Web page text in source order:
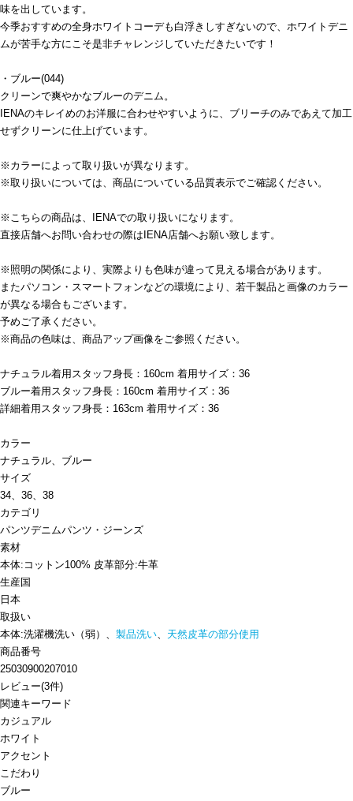
味を出しています。
今季おすすめの全身ホワイトコーデも白浮きしすぎないので、ホワイトデニ
ムが苦手な方にこそ是非チャレンジしていただきたいです！
・ブルー(044)
クリーンで爽やかなブルーのデニム。
IENAのキレイめのお洋服に合わせやすいように、ブリーチのみであえて加工
せずクリーンに仕上げています。
※カラーによって取り扱いが異なります。
※取り扱いについては、商品についている品質表示でご確認ください。
※こちらの商品は、IENAでの取り扱いになります。
直接店舗へお問い合わせの際はIENA店舗へお願い致します。
※照明の関係により、実際よりも色味が違って見える場合があります。
またパソコン・スマートフォンなどの環境により、若干製品と画像のカラー
が異なる場合もございます。
予めご了承ください。
※商品の色味は、商品アップ画像をご参照ください。
ナチュラル着用スタッフ身長：160cm 着用サイズ：36
ブルー着用スタッフ身長：160cm 着用サイズ：36
詳細着用スタッフ身長：163cm 着用サイズ：36
カラー
ナチュラル、ブルー
サイズ
34、36、38
カテゴリ
パンツデニムパンツ・ジーンズ
素材
本体:コットン100% 皮革部分:牛革
生産国
日本
取扱い
本体:洗濯機洗い（弱）、 製品洗い、 天然皮革の部分使用
商品番号
25030900207010
レビュー(3件)
関連キーワード
カジュアル
ホワイト
アクセント
こだわり
ブルー